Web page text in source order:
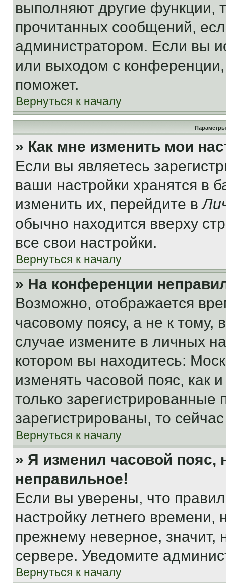
выполняют другие функции,
прочитанных сообщений,
администратором. Если вы
или выходом с
поможет.
Вернуться к началу
Параметры
» Как мне изменить мои
Если вы являетесь
ваши настройки хранятся в
изменить их, перейдите в
обычно находится вверху
все свои настройки.
Вернуться к началу
» На конференции
Возможно, отображается
часовому поясу, а не к тому,
случае измените в личных
котором вы находитесь:
изменять часовой пояс, как
только
зарегистрированы, то
Вернуться к началу
» Я изменил часовой пояс,
неправильное!
Если вы уверены, что
настройку летнего
прежнему неверное, значит,
сервере. Уведомите
Вернуться к началу